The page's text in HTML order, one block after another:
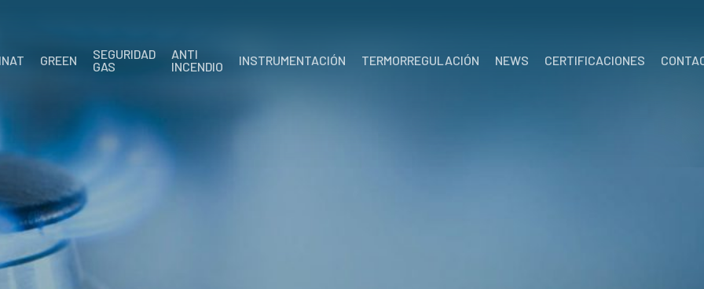
GREEN
SEGURIDAD
GAS
ANTI
INCENDIO
INSTRUMENTACIÓN TERMORREGULACIÓN NEWS CERTIFICACIONES